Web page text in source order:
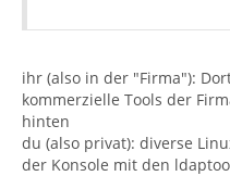
ihr (also in der "Firma"):
kommerzielle Tools der
hinten
du (also privat): diverse
der Konsole mit den